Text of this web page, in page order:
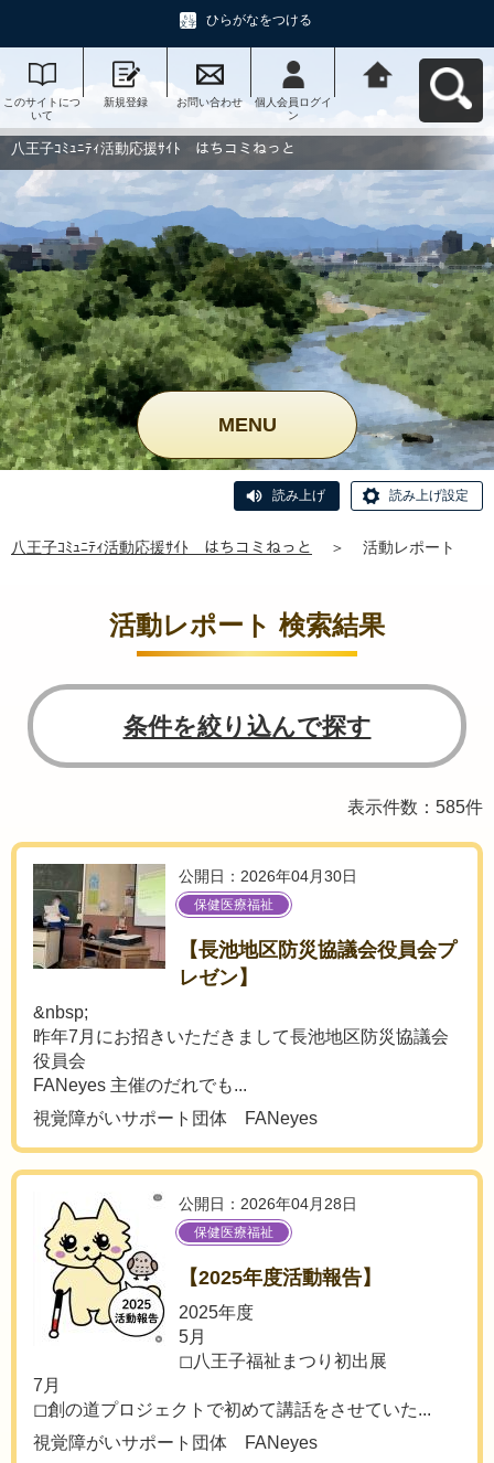
ひらがなをつける
このサイトにつ
いて
新規登録 お問い合わせ
個人会員ログイ
ン
動応援ｻｲﾄ はち
コミねっとへ戻
八王子ｺﾐｭﾆﾃｨ活動応援ｻｲﾄ はちコミねっと
MENU
読み上げ 読み上げ設定
八王子ｺﾐｭﾆﾃｨ活動応援ｻｲﾄ はちコミねっと ＞ 活動レポート
活動レポート 検索結果
条件を絞り込んで探す
表示件数：585件
公開日：2026年04月30日
保健医療福祉
【長池地区防災協議会役員会プ
レゼン】
&nbsp;
昨年7月にお招きいただきまして長池地区防災協議会
役員会
FANeyes 主催のだれでも...
視覚障がいサポート団体 FANeyes
公開日：2026年04月28日
保健医療福祉
【2025年度活動報告】
2025年度
5月
◻︎八王子福祉まつり初出展
7月
◻︎創の道プロジェクトで初めて講話をさせていた...
視覚障がいサポート団体 FANeyes